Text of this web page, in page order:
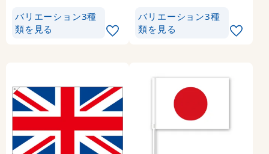
バリエーション3種
類を見る
バリエーション3種
類を見る